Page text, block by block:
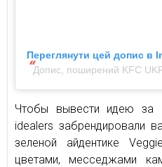
Переглянути цей допис в
Допис, поширений KFC
Чтобы вывести идею за
idealers забрендировали
зеленой айдентике
цветами, месседжами